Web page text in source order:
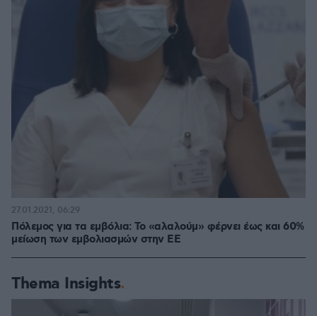
Πόλεμος για τα εμβόλια: Το «αλαλούμ» φέρνει έως και 60%
μείωση των εμβολιασμών στην ΕΕ
27.01.2021, 06:29
Thema Insights